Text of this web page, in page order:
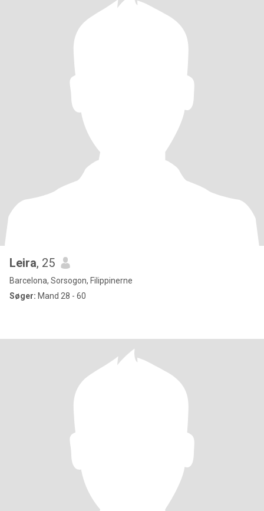
Leira, 25
Barcelona, Sorsogon, Filippinerne
Søger: Mand 28 - 60